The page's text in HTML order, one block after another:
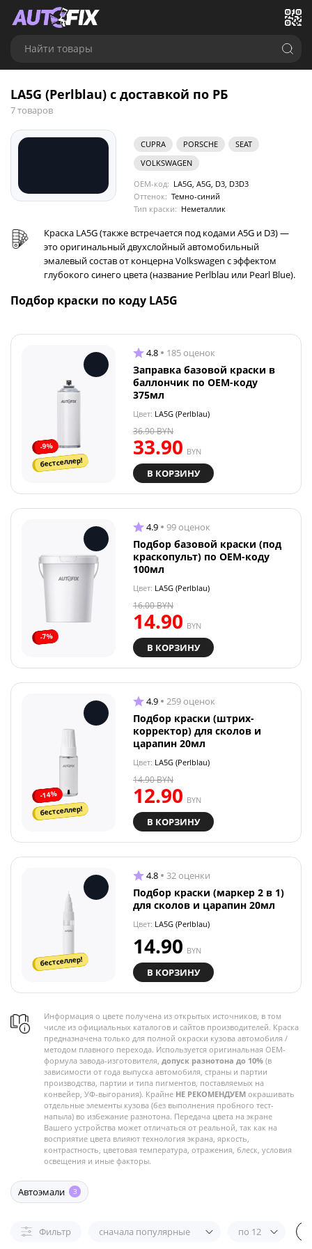
Найти товары
LA5G (Perlblau) с доставкой по РБ
7 товаров
CUPRA PORSCHE
SEAT
VOLKSWAGEN
OEM-код: LA5G, A5G, D3, D3D3
Оттенок: Темно-синий
Тип краски: Неметаллик
Краска LA5G (также встречается под кодами A5G и D3) —
это оригинальный двухслойный автомобильный
эмалевый состав от концерна Volkswagen с эффектом
глубокого синего цвета (название Perlblau или Pearl Blue).
Подбор краски по коду LA5G
-9%
бестселлер!
4.8 185 оценок
Заправка базовой краски в
баллончик по OEM-коду
375мл
Цвет: LA5G (Perlblau)
33.90 BYN
36.90BYN
В КОРЗИНУ
-7%
4.9 99 оценок
Подбор базовой краски (под
краскопульт) по OEM-коду
100мл
Цвет: LA5G (Perlblau)
14.90 BYN
16.00BYN
В КОРЗИНУ
-14%
бестселлер!
4.9 259 оценок
Подбор краски (штрих-
корректор) для сколов и
царапин 20мл
Цвет: LA5G (Perlblau)
12.90 BYN
14.90BYN
В КОРЗИНУ
бестселлер!
4.8 32 оценки
Подбор краски (маркер 2 в 1)
для сколов и царапин 20мл
Цвет: LA5G (Perlblau)
14.90 BYN
В КОРЗИНУ
Информация о цвете получена из открытых источников, в том
числе из официальных каталогов и сайтов производителей. Краска
предназначена только для полной окраски кузова автомобиля /
методом плавного перехода. Используется оригинальная OEM-
формула завода-изготовителя, допуск разнотона до 10% (в
зависимости от года выпуска автомобиля, страны и партии
производства, партии и типа пигментов, поставляемых на
конвейер, УФ-выгорания). Крайне НЕ РЕКОМЕНДУЕМ окрашивать
отдельные элементы кузова (без выполнения пробного тест-
напыла) во избежание разнотона. Передача цвета на экране
Вашего устройства может отличаться от реальной, так как на
восприятие цвета влияют технология экрана, яркость,
контрастность, цветовая температура, отражения, блеск, условия
освещения и иные факторы.
Автоэмали 3
Фильтр сначала популярные по 12